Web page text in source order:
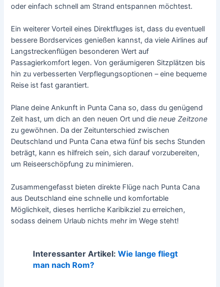
oder einfach schnell am Strand entspannen möchtest.
Ein weiterer Vorteil eines Direktfluges ist, dass du eventuell
bessere Bordservices genießen kannst, da viele Airlines auf
Langstreckenflügen besonderen Wert auf
Passagierkomfort legen. Von geräumigeren Sitzplätzen bis
hin zu verbesserten Verpflegungsoptionen – eine bequeme
Reise ist fast garantiert.
Plane deine Ankunft in Punta Cana so, dass du genügend
Zeit hast, um dich an den neuen Ort und dieneue Zeitzone
zu gewöhnen. Da der Zeitunterschied zwischen
Deutschland und Punta Cana etwa fünf bis sechs Stunden
beträgt, kann es hilfreich sein, sich darauf vorzubereiten,
um Reiseerschöpfung zu minimieren.
Zusammengefasst bieten direkte Flüge nach Punta Cana
aus Deutschland eine schnelle und komfortable
Möglichkeit, dieses herrliche Karibikziel zu erreichen,
sodass deinem Urlaub nichts mehr im Wege steht!
Interessanter Artikel: Wie lange fliegt
man nach Rom?